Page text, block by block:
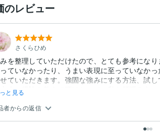
のレビュー
さくらひめ
を整理していただけたので、とても参考になり
ていなかったり、うまい表現に至っていなか
ていただきます。強固な強みにする方法、試し
人の経験も教えて頂けたので、私も頑張ろう...
と見る
者からの返信